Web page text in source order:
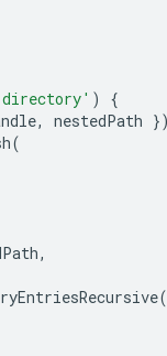
)
{
, nestedPath
(
,
(